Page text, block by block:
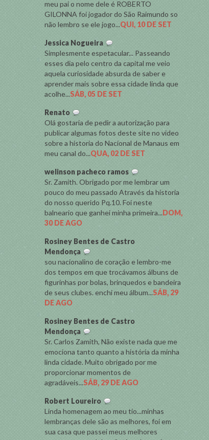
meu pai o nome dele é ROBERTO
GILONNA foi jogador do São Raimundo so
não lembro se ele jogo...QUI, 10 DE SET
Jessica Nogueira
Simplesmente espetacular... Passeando
esses dia pelo centro da capital me veio
aquela curiosidade absurda de saber e
aprender mais sobre essa cidade linda que
acolhe...SÁB, 05 DE SET
Renato
Olá gostaria de pedir a autorização para
publicar algumas fotos deste site no video
sobre a historia do Nacional de Manaus em
meu canal do...QUA, 02 DE SET
welinson pacheco ramos
Sr. Zamith. Obrigado por me lembrar um
pouco do meu passado Através da historia
do nosso querido Pq.10. Foi neste
balneario que ganhei minha primeira...DOM,
30 DE AGO
Rosiney Bentes de Castro
Mendonça
sou nacionalino de coração e lembro-me
dos tempos em que trocávamos álbuns de
figurinhas por bolas, brinquedos e bandeira
de seus clubes. enchi meu álbum...SÁB, 29
DE AGO
Rosiney Bentes de Castro
Mendonça
Sr. Carlos Zamith, Não existe nada que me
emociona tanto quanto a história da minha
linda cidade. Muito obrigado por me
proporcionar momentos de
agradáveis...SÁB, 29 DE AGO
Robert Loureiro
Linda homenagem ao meu tio...minhas
lembranças dele são as melhores, foi em
sua casa que passei meus melhores